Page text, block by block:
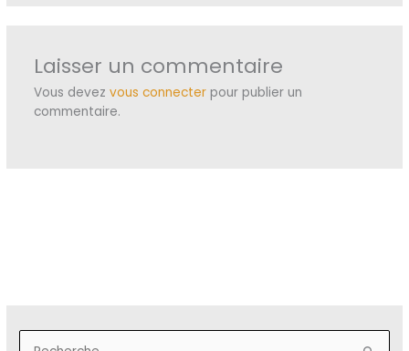
Laisser un commentaire
Vous devez vous connecterpour publier un
commentaire.